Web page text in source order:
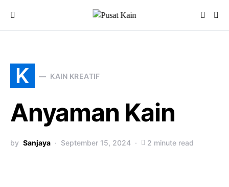
K KAIN KREATIF
Anyaman Kain
by Sanjaya September 15, 2024 2 minute read